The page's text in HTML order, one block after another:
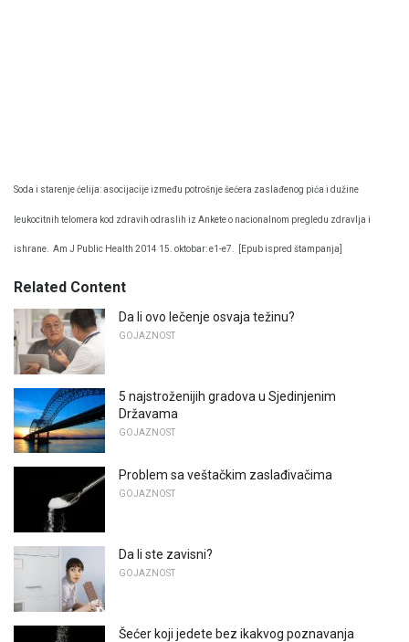
Soda i starenje ćelija: asocijacije između potrošnje šećera zaslađenog pića i dužine
leukocitnih telomera kod zdravih odraslih iz Ankete o nacionalnom pregledu zdravlja i
ishrane. Am J Public Health 2014 15. oktobar: e1-e7. [Epub ispred štampanja]
Related Content
Da li ovo lečenje osvaja težinu?
GOJAZNOST
5 najstroženijih gradova u Sjedinjenim
Državama
GOJAZNOST
Problem sa veštačkim zaslađivačima
GOJAZNOST
Da li ste zavisni?
GOJAZNOST
Šećer koji jedete bez ikakvog poznavanja